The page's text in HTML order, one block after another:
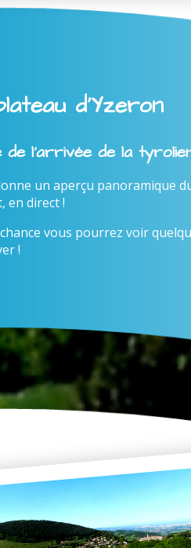
d'Yzeron
l'arrivée de la
un aperçu panoramique
en direct !
vous pourrez voir
!